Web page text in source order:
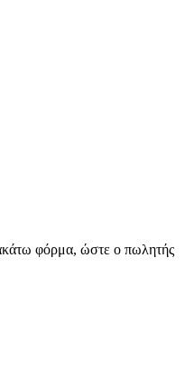
φόρμα, ώστε ο πωλητής